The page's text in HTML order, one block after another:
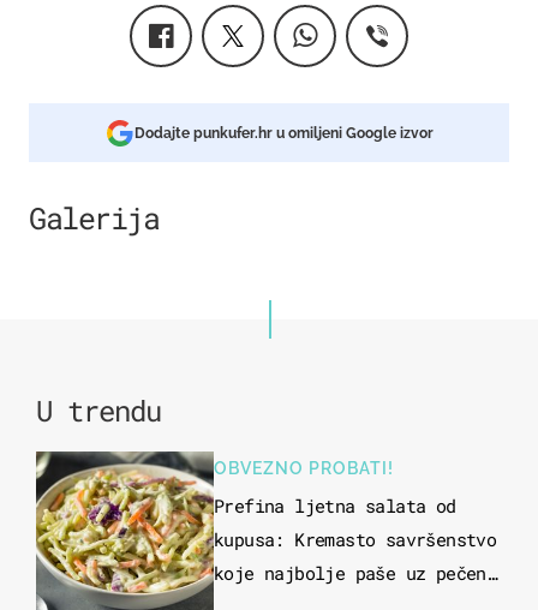
Dodajte punkufer.hr u omiljeni Google izvor
Galerija
U trendu
OBVEZNO PROBATI!
Prefina ljetna salata od
kupusa: Kremasto savršenstvo
koje najbolje paše uz pečeno